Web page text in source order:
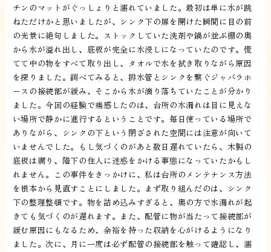
チンのマットがぐっしょりと濡れていました。最初は単に水が跳
ねただけかと思いましたが、シンク下の扉を開けた瞬間に目の前
の光景に絶句しました。ストックしていた洗剤や鍋が並ぶ棚の奥
から水が溢れ出し、底板が完全に水浸しになっていたのです。慌
てて中の物をすべて取り出し、タオルで水を拭き取りながら原因
を探りました。調べてみると、排水管とシンクを繋ぐジャバラホ
ースの接続部が緩み、そこから水が滴り落ちていたことが分かり
ました。今回の経験で痛感したのは、台所の水漏れは目に見えな
い場所で静かに進行するということです。毎日使っている場所で
ありながら、シンクの下という閉ざされた空間には注意が向いて
いませんでした。もし気づくのがあと数日遅れていたら、木製の
底板は腐り、階下の住人に迷惑をかける事態になっていたかもし
れません。この事件をきっかけに、私は台所のメンテナンス方法
を根本から見直すことにしました。まず取り組んだのは、シンク
下の整理整頓です。物を詰め込みすぎると、奥の方で水漏れが起
きても気づくのが遅れます。また、配管に物が当たって接続部が
緩む原因にもなるため、余裕を持った収納を心がけるようになり
ました。次に、月に一度は必ず配管の接続部を触って確認し、濡